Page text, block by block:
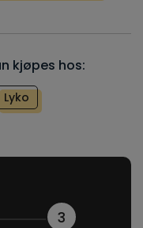
kjøpes hos:
Lyko
3